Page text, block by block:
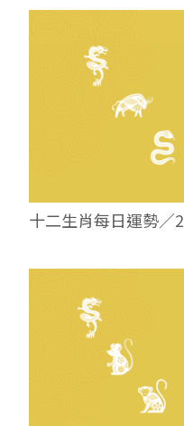
十二生肖每日運勢／